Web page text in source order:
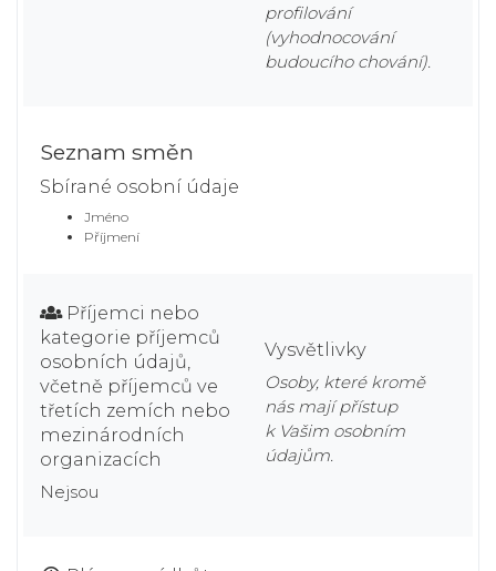
profilování
(vyhodnocování
budoucího chování).
Seznam směn
Sbírané osobní údaje
Jméno
Příjmení
Příjemci nebo
kategorie příjemců
osobních údajů,
včetně příjemců ve
třetích zemích nebo
mezinárodních
organizacích
Nejsou
Vysvětlivky
Osoby, které kromě
nás mají přístup
k Vašim osobním
údajům.